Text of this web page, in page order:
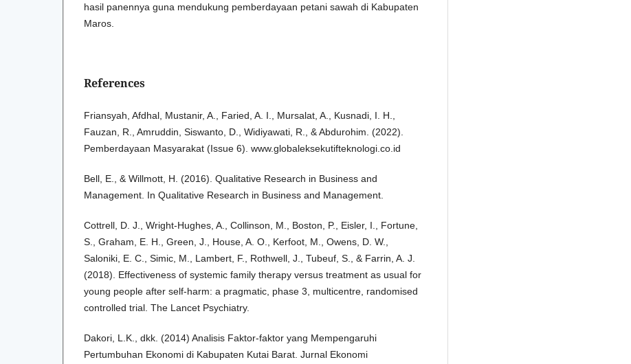
hasil panennya guna mendukung pemberdayaan petani sawah di Kabupaten
Maros.
References
Friansyah, Afdhal, Mustanir, A., Faried, A. I., Mursalat, A., Kusnadi, I. H.,
Fauzan, R., Amruddin, Siswanto, D., Widiyawati, R., & Abdurohim. (2022).
Pemberdayaan Masyarakat (Issue 6). www.globaleksekutifteknologi.co.id
Bell, E., & Willmott, H. (2016). Qualitative Research in Business and
Management. In Qualitative Research in Business and Management.
Cottrell, D. J., Wright-Hughes, A., Collinson, M., Boston, P., Eisler, I., Fortune,
S., Graham, E. H., Green, J., House, A. O., Kerfoot, M., Owens, D. W.,
Saloniki, E. C., Simic, M., Lambert, F., Rothwell, J., Tubeuf, S., & Farrin, A. J.
(2018). Effectiveness of systemic family therapy versus treatment as usual for
young people after self-harm: a pragmatic, phase 3, multicentre, randomised
controlled trial. The Lancet Psychiatry.
Dakori, L.K., dkk. (2014) Analisis Faktor-faktor yang Mempengaruhi
Pertumbuhan Ekonomi di Kabupaten Kutai Barat. Jurnal Ekonomi